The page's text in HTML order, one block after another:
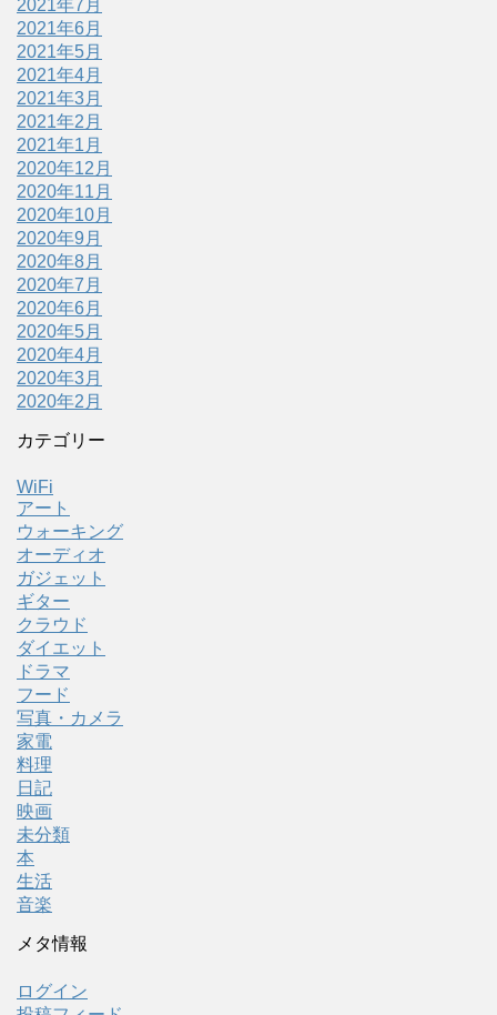
2021年7月
2021年6月
2021年5月
2021年4月
2021年3月
2021年2月
2021年1月
2020年12月
2020年11月
2020年10月
2020年9月
2020年8月
2020年7月
2020年6月
2020年5月
2020年4月
2020年3月
2020年2月
カテゴリー
WiFi
アート
ウォーキング
オーディオ
ガジェット
ギター
クラウド
ダイエット
ドラマ
フード
写真・カメラ
家電
料理
日記
映画
未分類
本
生活
音楽
メタ情報
ログイン